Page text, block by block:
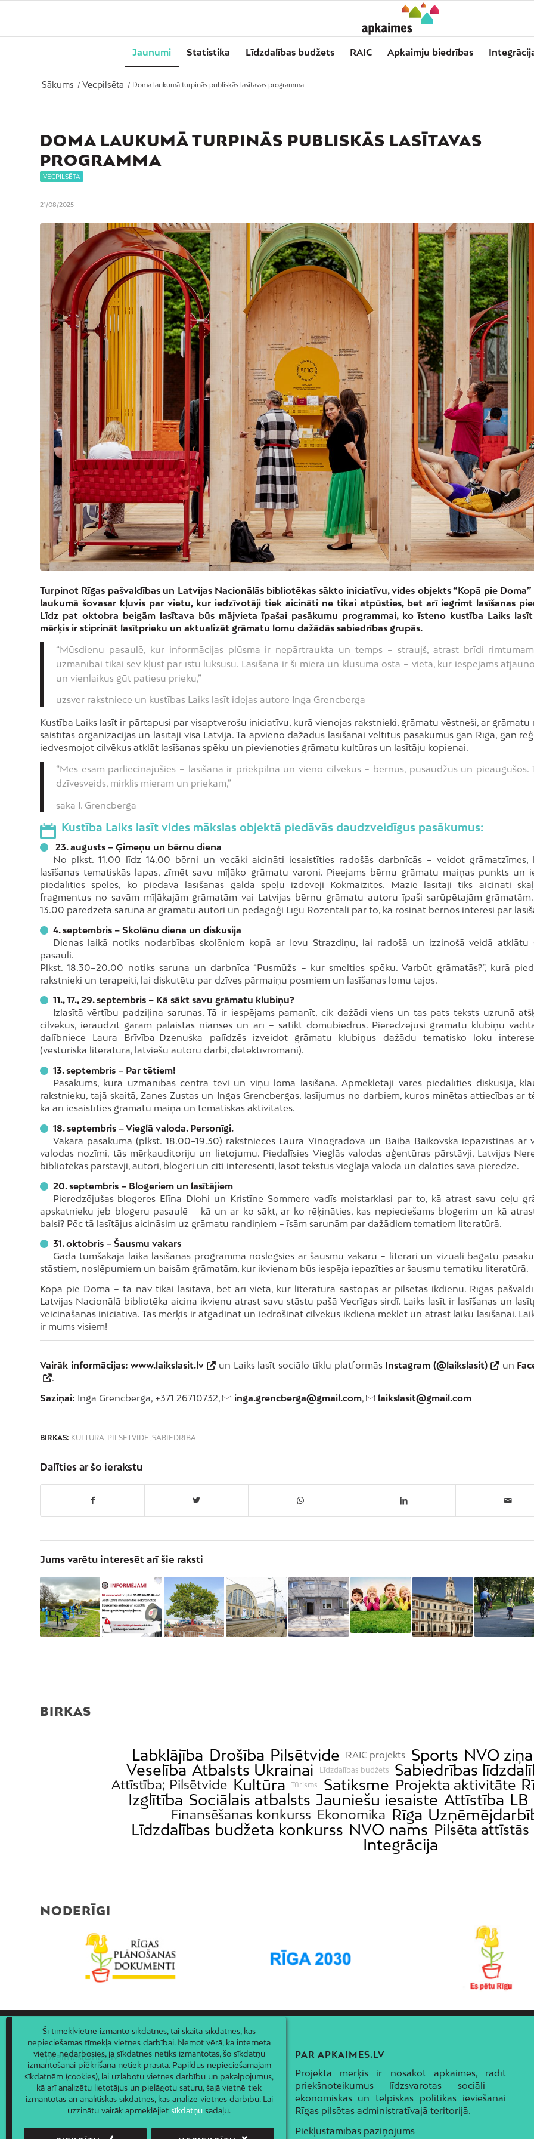
Jaunumi Statistika Līdzdalības budžets RAIC Apkaimju biedrības
Sākums / Vecpilsēta / Doma laukumā turpinās publiskās lasītavas programma
DOMA LAUKUMĀ TURPINĀS PUBLISKĀS LASĪTAVAS
PROGRAMMA
VECPILSĒTA
21/08/2025
Turpinot Rīgas pašvaldības un Latvijas Nacionālās bibliotēkas sākto iniciatīvu, vides objekts “Kopā pie Doma”
laukumā šovasar kļuvis par vietu, kur iedzīvotāji tiek aicināti ne tikai atpūsties, bet arī iegrimt lasīšanas
Līdz pat oktobra beigām lasītava būs mājvieta īpašai pasākumu programmai, ko īsteno kustība Laiks
mērķis ir stiprināt lasītprieku un aktualizēt grāmatu lomu dažādās sabiedrības grupās.
“Mūsdienu pasaulē, kur informācijas plūsma ir nepārtraukta un temps – straujš, atrast brīdi
uzmanībai tikai sev kļūst par īstu luksusu. Lasīšana ir šī miera un klusuma osta – vieta, kur iespējams
un vienlaikus gūt patiesu prieku,”
uzsver rakstniece un kustības Laiks lasīt idejas autore Inga Grencberga
Kustība Laiks lasīt ir pārtapusi par visaptverošu iniciatīvu, kurā vienojas rakstnieki, grāmatu vēstneši, ar grāmatu
saistītās organizācijas un lasītāji visā Latvijā. Tā apvieno dažādus lasīšanai veltītus pasākumus gan Rīgā, gan
iedvesmojot cilvēkus atklāt lasīšanas spēku un pievienoties grāmatu kultūras un lasītāju kopienai.
“Mēs esam pārliecinājušies – lasīšana ir priekpilna un vieno cilvēkus – bērnus, pusaudžus un pieaugušos.
dzīvesveids, mirklis mieram un priekam,”
saka I. Grencberga
Kustība Laiks lasīt vides mākslas objektā piedāvās daudzveidīgus pasākumus:
23. augusts – Ģimeņu un bērnu diena
No plkst. 11.00 līdz 14.00 bērni un vecāki aicināti iesaistīties radošās darbnīcās – veidot grāmatzīmes,
lasīšanas tematiskās lapas, zīmēt savu mīļāko grāmatu varoni. Pieejams bērnu grāmatu maiņas punkts un
piedalīties spēlēs, ko piedāvā lasīšanas galda spēļu izdevēji Kokmaizītes. Mazie lasītāji tiks aicināti
fragmentus no savām mīļākajām grāmatām vai Latvijas bērnu grāmatu autoru īpaši sarūpētajām grāmatām.
13.00 paredzēta saruna ar grāmatu autori un pedagoģi Līgu Rozentāli par to, kā rosināt bērnos interesi par
4. septembris – Skolēnu diena un diskusija
Dienas laikā notiks nodarbības skolēniem kopā ar Ievu Strazdiņu, lai radošā un izzinošā veidā atklātu
pasauli.
Plkst. 18.30–20.00 notiks saruna un darbnīca “Pusmūžs – kur smelties spēku. Varbūt grāmatās?”, kurā
rakstnieki un terapeiti, lai diskutētu par dzīves pārmaiņu posmiem un lasīšanas lomu tajos.
11., 17., 29. septembris – Kā sākt savu grāmatu klubiņu?
Izlasītā vērtību padziļina sarunas. Tā ir iespējams pamanīt, cik dažādi viens un tas pats teksts uzrunā
cilvēkus, ieraudzīt garām palaistās nianses un arī – satikt domubiedrus. Pieredzējusi grāmatu klubiņu
dalībniece Laura Brīvība-Dzenuška palīdzēs izveidot grāmatu klubiņus dažādu tematisko loku
(vēsturiskā literatūra, latviešu autoru darbi, detektīvromāni).
13. septembris – Par tētiem!
Pasākums, kurā uzmanības centrā tēvi un viņu loma lasīšanā. Apmeklētāji varēs piedalīties diskusijā,
rakstnieku, tajā skaitā, Zanes Zustas un Ingas Grencbergas, lasījumus no darbiem, kuros minētas attiecības ar
kā arī iesaistīties grāmatu maiņā un tematiskās aktivitātēs.
18. septembris – Vieglā valoda. Personīgi.
Vakara pasākumā (plkst. 18.00–19.30) rakstnieces Laura Vinogradova un Baiba Baikovska iepazīstinās ar
valodas nozīmi, tās mērķauditoriju un lietojumu. Piedalīsies Vieglās valodas aģentūras pārstāvji, Latvijas
bibliotēkas pārstāvji, autori, blogeri un citi interesenti, lasot tekstus vieglajā valodā un daloties savā pieredzē.
20. septembris – Blogeriem un lasītājiem
Pieredzējušas blogeres Elīna Dlohi un Kristīne Sommere vadīs meistarklasi par to, kā atrast savu ceļu
apskatnieku jeb blogeru pasaulē – kā un ar ko sākt, ar ko rēķināties, kas nepieciešams blogerim un kā
balsi? Pēc tā lasītājus aicināsim uz grāmatu randiņiem – īsām sarunām par dažādiem tematiem literatūrā.
31. oktobris – Šausmu vakars
Gada tumšākajā laikā lasīšanas programma noslēgsies ar šausmu vakaru – literāri un vizuāli bagātu
stāstiem, noslēpumiem un baisām grāmatām, kur ikvienam būs iespēja iepazīties ar šausmu tematiku literatūrā.
Kopā pie Doma – tā nav tikai lasītava, bet arī vieta, kur literatūra sastopas ar pilsētas ikdienu. Rīgas
Latvijas Nacionālā bibliotēka aicina ikvienu atrast savu stāstu pašā Vecrīgas sirdī. Laiks lasīt ir lasīšanas un
veicināšanas iniciatīva. Tās mērķis ir atgādināt un iedrošināt cilvēkus ikdienā meklēt un atrast laiku lasīšanai.
ir mums visiem!
Vairāk informācijas: www.laikslasit.lv un Laiks lasīt sociālo tīklu platformās Instagram (@laikslasit) un
.
Saziņai: Inga Grencberga, +371 26710732, inga.grencberga@gmail.com laikslasit@gmail.com
BIRKAS: KULTŪRA, PILSĒTVIDE, SABIEDRĪBA
Dalīties ar šo ierakstu
Jums varētu interesēt arī šie raksti
BIRKAS
Labklājība Drošība Pilsētvide RAIC projekts Sports NVO ziņa
Veselība Atbalsts Ukrainai Līdzdalības budžets Sabiedrības
Attīstība; Pilsētvide Kultūra Tūrisms Satiksme Projekta aktivitāte
Izglītība Sociālais atbalsts Jauniešu iesaiste Attīstība LB
Finansēšanas konkurss Ekonomika Rīga
Līdzdalības budžeta konkurss NVO nams Pilsēta attīstās
Integrācija
NODERĪGI
apkaimes@riga.lv PAR APKAIMES.LV
Projekta mērķis ir nosakot apkaimes, radīt
priekšnoteikumus līdzsvarotas sociāli –
ekonomiskās un telpiskās politikas ieviešanai
Rīgas pilsētas administratīvajā teritorijā.
Piekļūstamības paziņojums
Šī tīmekļvietne izmanto sīkdatnes, tai skaitā sīkdatnes, kas
nepieciešamas tīmekļa vietnes darbībai. Ņemot vērā, ka interneta
vietne nedarbosies, ja sīkdatnes netiks izmantotas, šo sīkdatņu
izmantošanai piekrišana netiek prasīta. Papildus nepieciešamajām
sīkdatnēm (cookies), lai uzlabotu vietnes darbību un pakalpojumus,
kā arī analizētu lietotājus un pielāgotu saturu, šajā vietnē tiek
izmantotas arī analītiskās sīkdatnes, kas analizē vietnes darbību. Lai
uzzinātu vairāk apmeklējietsīkdatņu sadaļu.